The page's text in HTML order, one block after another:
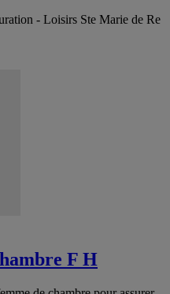
- Loisirs Ste Marie de Re
F H